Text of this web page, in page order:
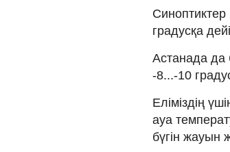
градусқа
Астанада да
-8...-10
Еліміздің
ауа
бүгін жауын